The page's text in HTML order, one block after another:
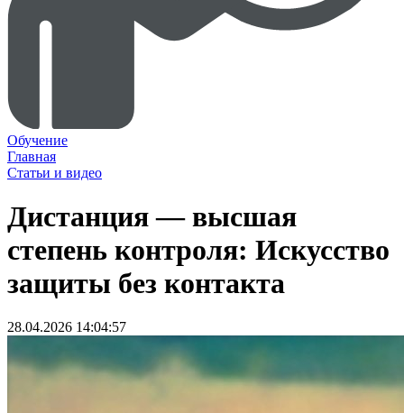
Обучение
Главная
Статьи и видео
Дистанция — высшая
степень контроля: Искусство
защиты без контакта
28.04.2026 14:04:57